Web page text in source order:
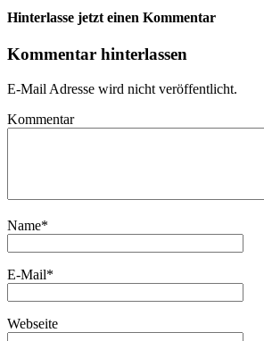
Hinterlasse jetzt einen Kommentar
Kommentar hinterlassen
E-Mail Adresse wird nicht veröffentlicht.
Kommentar
Name*
E-Mail*
Webseite